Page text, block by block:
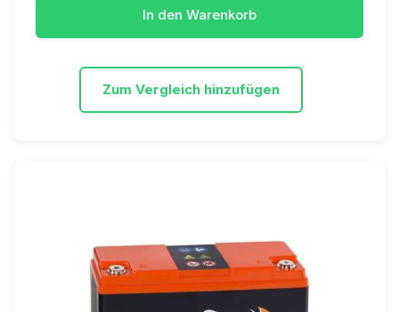
In den Warenkorb
Zum Vergleich hinzufügen